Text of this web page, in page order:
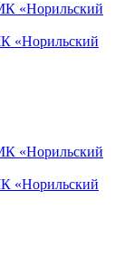
«Норильский
«Норильский
«Норильский
«Норильский